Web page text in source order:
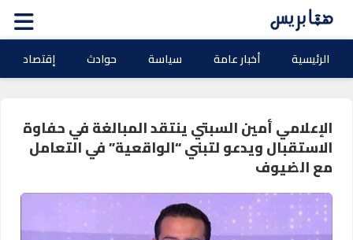
الرئيسية أخبار عامة سياسة حوادث إقتصاد
الإعلامي أمين السبتي ينتقد المبالغة في حفاوة
الاستقبال ويدعو لتبني “الواقعية” في التعامل
مع الضيوف